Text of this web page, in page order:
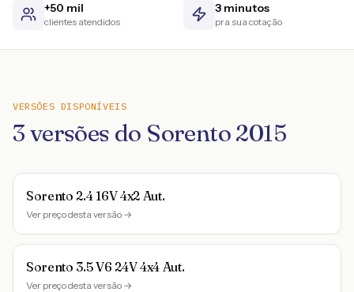
+50 mil
clientes atendidos
3 minutos
pra sua cotação
VERSÕES DISPONÍVEIS
3versões do Sorento2015
Sorento 2.4 16V 4x2 Aut.
Ver preço desta versão →
Sorento 3.5 V6 24V 4x4 Aut.
Ver preço desta versão →